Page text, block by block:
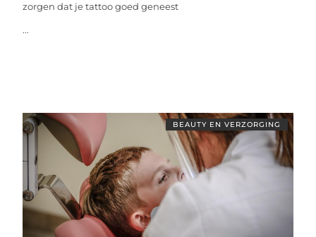
zorgen dat je tattoo goed geneest
...
BEAUTY EN VERZORGING